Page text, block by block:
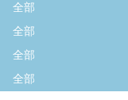
全部
全部
全部
全部